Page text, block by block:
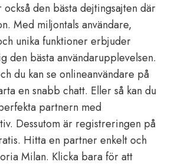
den bästa dejtingsajten där
Med miljontals användare,
unika funktioner erbjuder
den bästa användarupplevelsen.
du kan se onlineanvändare på
en snabb chatt. Eller så kan du
partnern med
Dessutom är registreringen på
Hitta en partner enkelt och
Milan. Klicka bara för att